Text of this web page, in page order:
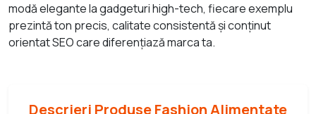
modă elegante la gadgeturi high-tech, fiecare exemplu
prezintă ton precis, calitate consistentă și conținut
orientat SEO care diferențiază marca ta.
Descrieri Produse Fashion Alimentate